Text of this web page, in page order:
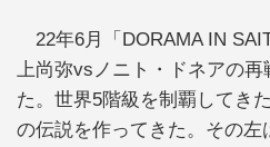
22年6月「DORAMA IN
上尚弥vsノニト・ドネアの
た。世界5階級を制覇してき
の伝説を作ってきた。その左